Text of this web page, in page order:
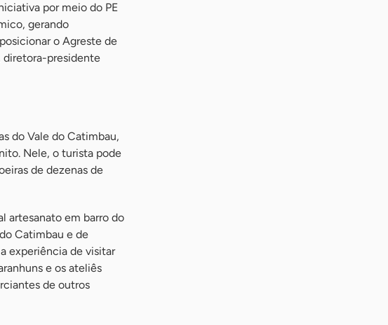
por meio do PE
gerando
o Agreste de
diretora-presidente
do Vale do Catimbau,
Nele, o turista pode
de dezenas de
artesanato em barro do
Catimbau e de
experiência de visitar
e os ateliês
de outros